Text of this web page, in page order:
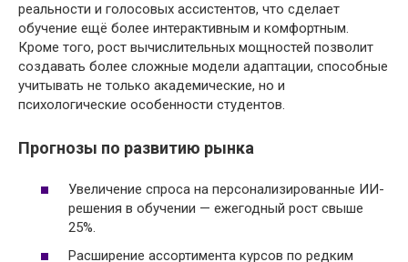
реальности и голосовых ассистентов, что сделает
обучение ещё более интерактивным и комфортным.
Кроме того, рост вычислительных мощностей позволит
создавать более сложные модели адаптации, способные
учитывать не только академические, но и
психологические особенности студентов.
Прогнозы по развитию рынка
Увеличение спроса на персонализированные ИИ-
решения в обучении — ежегодный рост свыше
25%.
Расширение ассортимента курсов по редким